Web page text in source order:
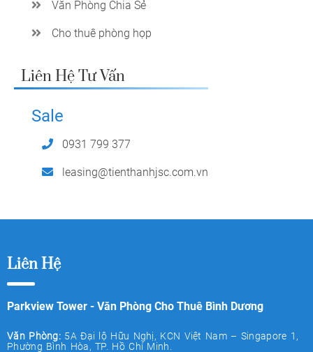
Văn Phòng Chia Sẻ
Cho thuê phòng họp
Liên Hệ Tư Vấn
Sale
0931 799 377
leasing@tienthanhjsc.com.vn
Liên Hệ
Parkview Tower - Văn Phòng Cho Thuê Bình Dương
Văn Phòng: 5A Đại lộ Hữu Nghị, KCN Việt Nam – Singapore 1,
Phường Bình Hòa, TP. Hồ Chí Minh.